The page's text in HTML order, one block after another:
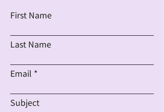
First Name
Last Name
Email
Subject